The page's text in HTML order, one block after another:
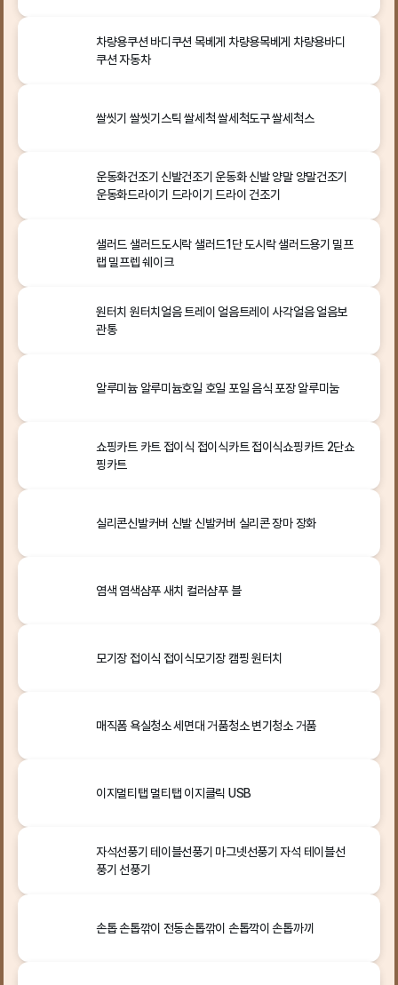
차량용쿠션 바디쿠션 목베게 차량용목베게 차량용바디
쿠션 자동차
쌀씻기 쌀씻기스틱 쌀세척 쌀세척도구 쌀세척스
운동화건조기 신발건조기 운동화 신발 양말 양말건조기
운동화드라이기 드라이기 드라이 건조기
샐러드 샐러드도시락 샐러드1단 도시락 샐러드용기 밀프
랩 밀프렙 쉐이크
원터치 원터치얼음 트레이 얼음트레이 사각얼음 얼음보
관통
알루미늄 알루미늄호일 호일 포일 음식 포장 알루미눔
쇼핑카트 카트 접이식 접이식카트 접이식쇼핑카트 2단쇼
핑카트
실리콘신발커버 신발 신발커버 실리콘 장마 장화
염색 염색샴푸 새치 컬러샴푸 블
모기장 접이식 접이식모기장 캠핑 원터치
매직폼 욕실청소 세면대 거품청소 변기청소 거품
이지멀티탭 멀티탭 이지클릭 USB
자석선풍기 테이블선풍기 마그넷선풍기 자석 테이블선
풍기 선풍기
손톱 손톱깎이 전동손톱깎이 손톱깍이 손톱까끼